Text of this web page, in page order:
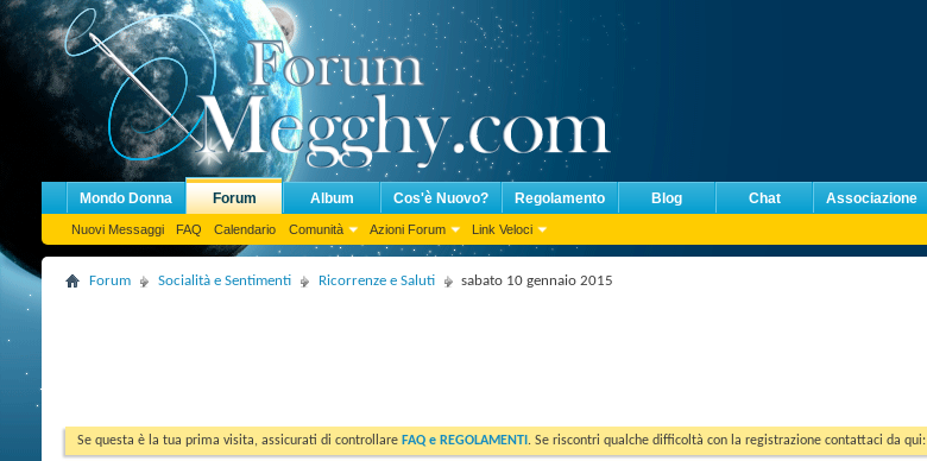
Mondo Donna Forum
Nuovi Messaggi FAQ Calendario Comunità Azioni Forum Link Veloci
Album Cos'è Nuovo? Regolamento Blog Chat Associazione
Forum Socialità e Sentimenti Ricorrenze e Saluti sabato 10 gennaio 2015
Se questa è la tua prima visita, assicurati di controllare FAQ e REGOLAMENTI . Se riscontri qualche difficoltà con la registrazione contattaci da qui: